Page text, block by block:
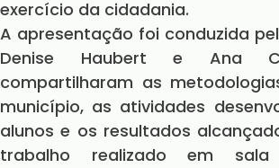
exercício da cidadania.
A apresentação foi conduzida
Denise Haubert e Ana
compartilharam as
município, as atividades
alunos e os resultados
trabalho realizado em